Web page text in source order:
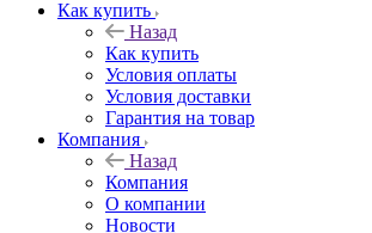
Как купить
Назад
Как купить
Условия оплаты
Условия доставки
Гарантия на товар
Компания
Назад
Компания
О компании
Новости